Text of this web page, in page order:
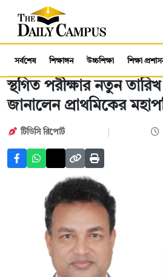
সর্বশেষ শিক্ষাঙ্গন উচ্চশিক্ষা শিক্ষা
স্থগিত পরীক্ষার নতুন তারিখ
জানালেন প্রাথমিকের
টিডিসি রিপোর্ট